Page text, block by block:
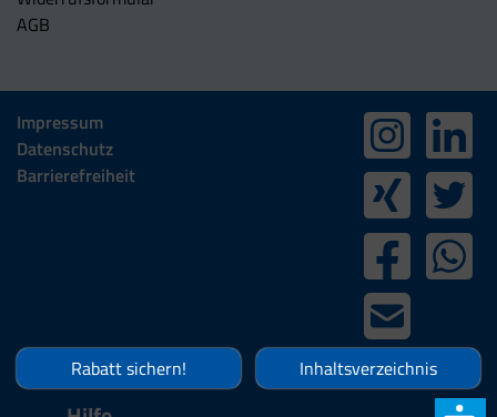
AGB
Impressum
Datenschutz
Barrierefreiheit
Rabatt sichern! Inhaltsverzeichnis